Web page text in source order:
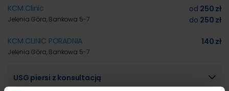
KCM Clinic
Jelenia Góra, Bankowa 5-7
od 250 zł
do 250 zł
KCM CLINIC PORADNIA
Jelenia Góra, Bankowa 5-7
140 zł
USG piersi z konsultacją